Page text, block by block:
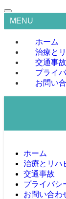
MENU
ホーム
治療と
交通事故
プライ
お問い
ホーム
治療とリハ
交通事故
プライバシ
お問い合わ